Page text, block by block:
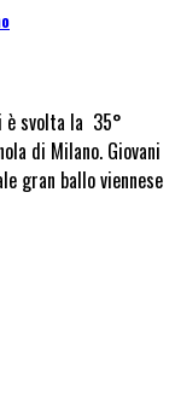
è svolta la 35°
di Milano. Giovani
gran ballo viennese